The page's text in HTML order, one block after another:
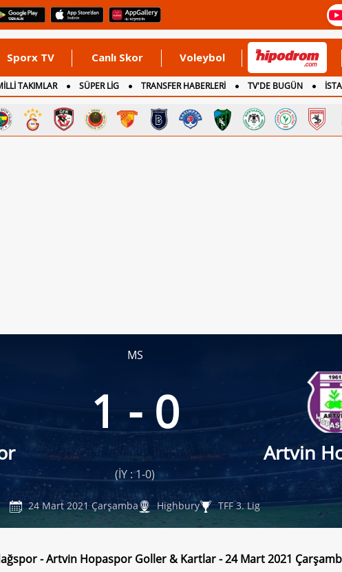
Sporx TV Canlı Skor Voleybol
TAKIMLAR SÜPER LİG TRANSFER HABERLERİ TV'DE BUGÜN
MS
1 - 0
Artvin
(İY : 1-0)
24 Mart 2021 Çarşamba Highbury TFF 3. Lig
- Artvin Hopaspor Goller & Kartlar - 24 Mart 2021